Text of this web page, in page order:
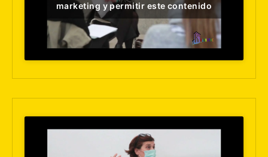
marketing y permitir este contenido